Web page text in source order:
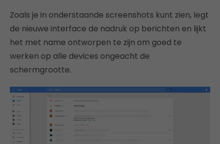
Zoals je in onderstaande screenshots kunt zien, legt
de nieuwe interface de nadruk op berichten en lijkt
het met name ontworpen te zijn om goed te
werken op alle devices ongeacht de
schermgrootte.